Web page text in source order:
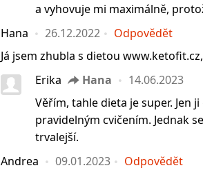
a vyhovuje mi maximálně,
Hana
26.12.2022
Odpovědět
Já jsem zhubla s dietou
Erika
Hana
14.06.2023
Věřím, tahle dieta je super. Jen
pravidelným cvičením. Jednak
trvalejší.
Andrea
09.01.2023
Odpovědět